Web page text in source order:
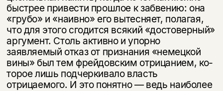
быстрее привести прошлое к забвению: она
«грубо» и «наивно» его вытесняет, полагая,
что для этого сго­дится всякий «достоверный»
аргумент. Столь активно и упорно
заявляемый отказ от признания «немецкой
вины» был тем фрейдовским отрицанием, ко­
торое лишь подчеркивало власть
отрицаемого. И это понятно — ведь наибо­лее